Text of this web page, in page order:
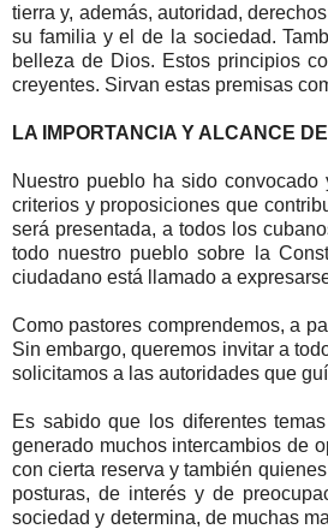
tierra y, además, autoridad,
su familia y el de la sociedad.
belleza de Dios. Estos principios
creyentes. Sirvan estas premisas
LA IMPORTANCIA Y ALCANCE
Nuestro pueblo ha sido
criterios y proposiciones que
será presentada, a todos los
todo nuestro pueblo sobre la
ciudadano está llamado a
Como pastores comprendemos, a
Sin embargo, queremos invitar a
solicitamos a las autoridades que
Es sabido que los diferentes
generado muchos intercambios de
con cierta reserva y también
posturas, de interés y de
sociedad y determina, de muchas